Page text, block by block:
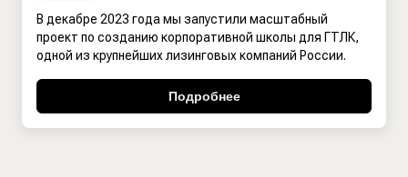
В декабре 2023 года мы запустили масштабный
проект по созданию корпоративной школы для ГТЛК,
одной из крупнейших лизинговых компаний России.
Подробнее